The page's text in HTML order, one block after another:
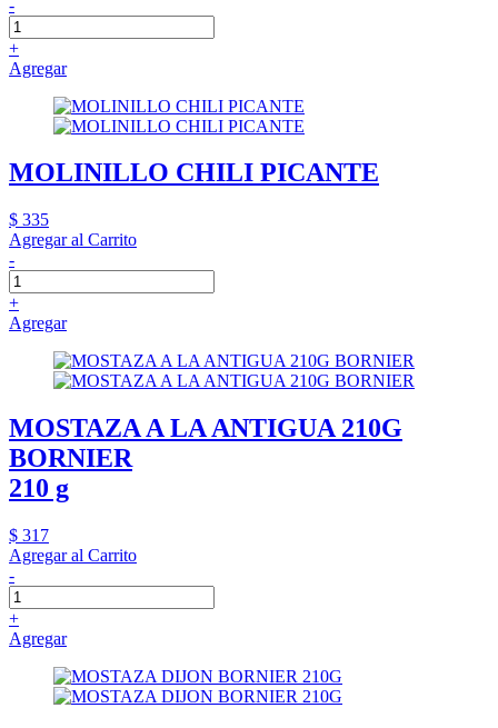
-
+
Agregar
MOLINILLO CHILI PICANTE
$ 335
Agregar al Carrito
-
+
Agregar
MOSTAZA A LA ANTIGUA 210G
BORNIER
210 g
$ 317
Agregar al Carrito
-
+
Agregar